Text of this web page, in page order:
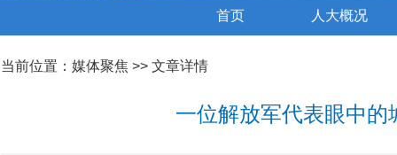
首页 人大概况
当前位置： 媒体聚焦 >> 文章详情
一位解放军代表眼中的